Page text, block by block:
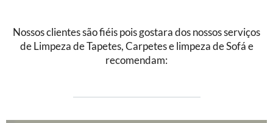
Nossos clientes são fiéis pois gostara dos nossos serviços
de Limpeza de Tapetes, Carpetes e limpeza de Sofá e
recomendam: